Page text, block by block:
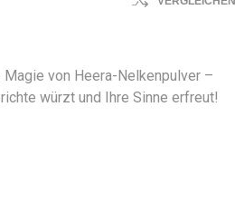
von Heera-Nelkenpulver –
würzt und Ihre Sinne erfreut!